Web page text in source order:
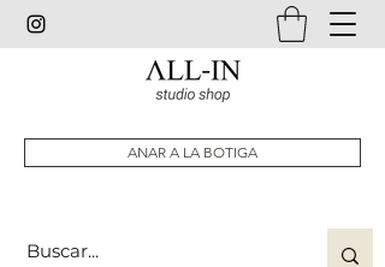
ANAR A LA BOTIGA